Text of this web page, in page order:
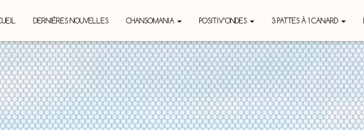
DERNIÈRES NOUVELLES CHANSOMANIA POSITIV’ONDES 3 PATTES À 1 CANARD